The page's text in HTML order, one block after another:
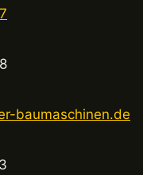
baumaschinen.de